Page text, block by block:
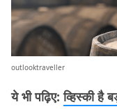
outlooktraveller
ये भी पढ़िए:व्हिस्की है